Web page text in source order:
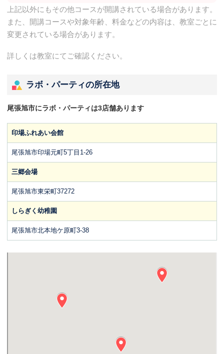
上記以外にもその他コースが開講されている場合があります。
また、開講コースや対象年齢、料金などの内容は、教室ごとに
変更されている場合があります。
詳しくは教室にてご確認ください。
ラボ・パーティの所在地
尾張旭市にラボ・パーティは3店舗あります
印場ふれあい会館
尾張旭市印場元町5丁目1-26
三郷会場
尾張旭市東栄町37272
しらぎく幼稚園
尾張旭市北本地ケ原町3-38